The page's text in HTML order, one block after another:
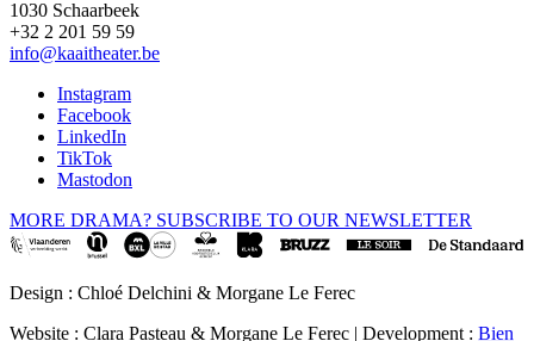
1030 Schaarbeek
+32 2 201 59 59
info@kaaitheater.be
Instagram
Facebook
LinkedIn
TikTok
Mastodon
MORE DRAMA? SUBSCRIBE TO OUR NEWSLETTER
Design : Chloé Delchini & Morgane Le Ferec
Website : Clara Pasteau & Morgane Le Ferec | Development : Bien